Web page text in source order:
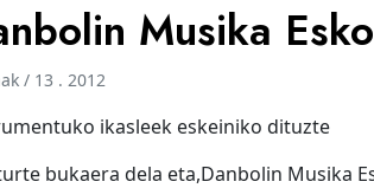
Musika
/ 13 . 2012
ikasleek eskeiniko dituzte
bukaera dela eta,Danbolin Musika